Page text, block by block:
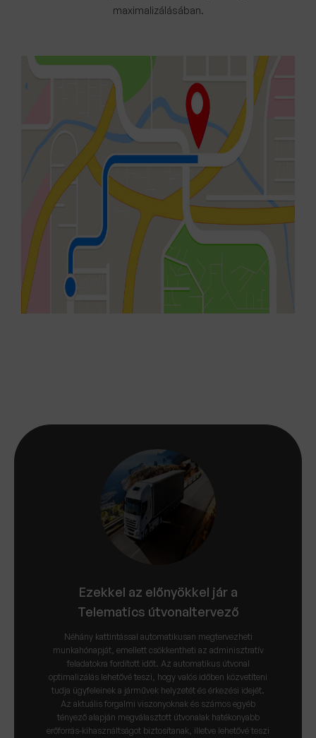
maximalizálásában.
Ezekkel az előnyökkel jár a
Telematics útvonaltervező
Néhány kattintással automatikusan megtervezheti
munkahónapját, emellett csökkentheti az adminisztratív
feladatokra fordított időt. Az automatikus útvonal
optimalizálás lehetővé teszi, hogy valós időben közvetíteni
tudja ügyfeleinek a járművek helyzetét és érkezési idejét.
Az aktuális forgalmi viszonyoknak és számos egyéb
tényező alapján megválasztott útvonalak hatékonyabb
erőforrás-kihasználtságot biztosítanak, illetve lehetővé teszi